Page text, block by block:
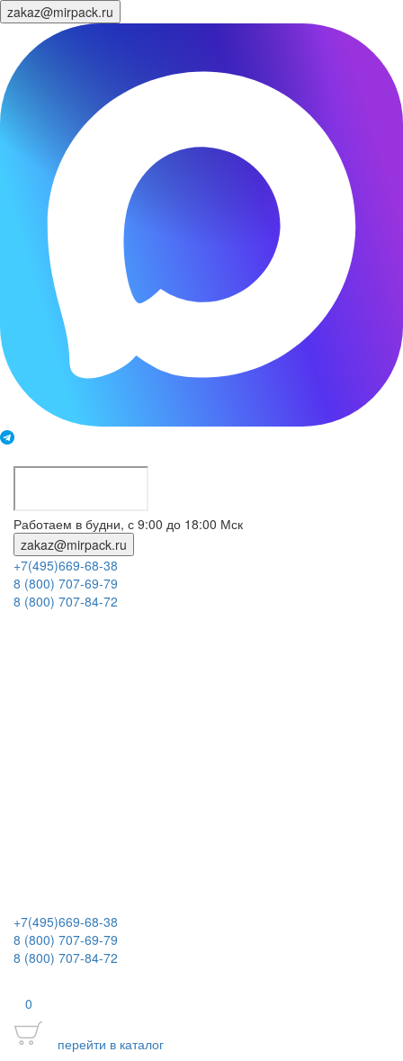
zakaz@mirpack.ru
Работаем в будни, с 9:00 до 18:00 Мск
zakaz@mirpack.ru
+7(495)669-68-38
8 (800) 707-69-79
8 (800) 707-84-72
+7(495)669-68-38
8 (800) 707-69-79
8 (800) 707-84-72
0
перейти в каталог